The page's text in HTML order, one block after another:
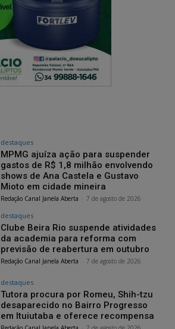
destaques
MPMG ajuíza ação para suspender
gastos de R$ 1,8 milhão envolvendo
shows de Ana Castela e Gustavo
Mioto em cidade mineira
Redação Canal Janela Aberta 7 de agosto de 2026
destaques
Clube Beira Rio suspende atividades
da academia para reforma com
previsão de reabertura em outubro
Redação Canal Janela Aberta 7 de agosto de 2026
destaques
Tutora procura por Romeu, Shih-tzu
desaparecido no Bairro Progresso
em Ituiutaba e oferece recompensa